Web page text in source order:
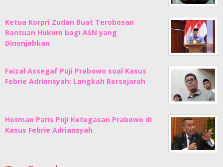
Ketua Korpri Zudan Buat Terobosan
Bantuan Hukum bagi ASN yang
Dinonjobkan
Faizal Assegaf Puji Prabowo soal Kasus
Febrie Adriansyah: Langkah Bersejarah
Hotman Paris Puji Ketegasan Prabowo di
Kasus Febrie Adriansyah